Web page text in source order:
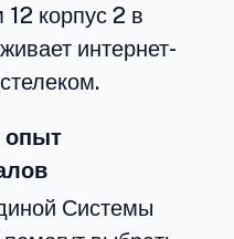
корпус 2 в
интернет-
опыт
Системы